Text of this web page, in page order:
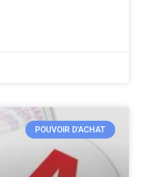
POUVOIR D'ACHAT